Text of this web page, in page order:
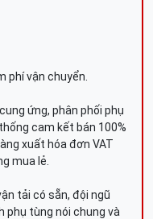
phí vận chuyển.
ứng, phân phối phụ
cam kết bán 100%
xuất hóa đơn VAT
mua lẻ.
tải có sẵn, đội ngũ
phụ tùng nói chung và